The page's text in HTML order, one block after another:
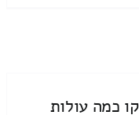
כמה עולות